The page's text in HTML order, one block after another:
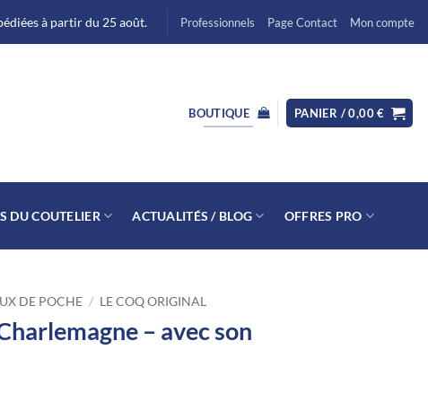
à partir du 25 août. Professionnels Page Contact Mon compte
BOUTIQUE PANIER /0,00€
DU COUTELIER ACTUALITÉS / BLOG OFFRES PRO
DE POCHE / LE COQ ORIGINAL
– avec son